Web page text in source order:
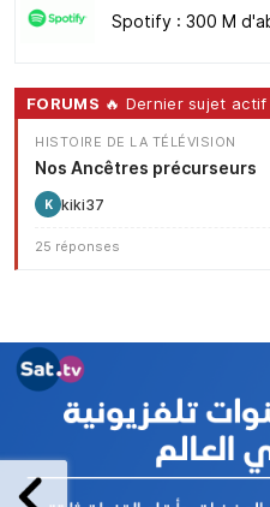
Spotify : 300 M
FORUMS 🔥 Dernier sujet actif
HISTOIRE DE LA TÉLÉVISION
Nos Ancêtres précurseurs
K kiki37
25 réponses